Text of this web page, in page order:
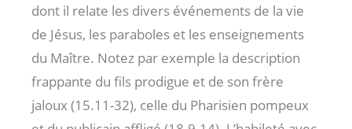
dont il relate les divers événements de la vie
de Jésus, les paraboles et les enseignements
du Maître. Notez par exemple la description
frappante du fils prodigue et de son frère
jaloux (15.11-32), celle du Pharisien pompeux